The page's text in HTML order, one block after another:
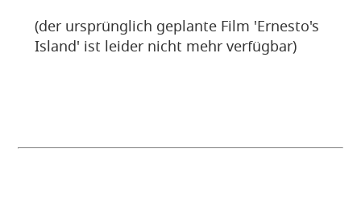
(der ursprünglich geplante Film 'Ernesto's
Island' ist leider nicht mehr verfügbar)